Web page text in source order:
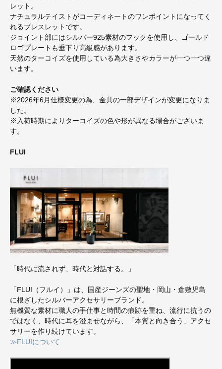
レット。
ナチュラルテイストがコーディネートのワンポイントになってく
れるブレスレットです。
ジョイント部にはシルバー925素材のフックを使用し、ゴールド
ロゴプレートも垂下り高級感があります。
天然のターコイズを使用している為大きさやカラーが一つ一つ違
います。
ご確認ください
※2026年6月仕様変更の為、金具の一部デザインが変更になりま
した。
※入荷時期によりターコイズの色や形が異なる場合がございま
す。
FLUI
「時代に流されず、時代と対話する。」
「FLUI（フルイ）」は、国産ジーンズの聖地・岡山・倉敷児島
に根ざしたシルバーアクセサリーブランド。
無機質な素材に職人の手仕事と時間の痕跡を重ね、流行に抗うの
ではなく、時代に耳を澄ませながら、「本質と向き合う」アクセ
サリーを作り続けています。
≫FLUIについて